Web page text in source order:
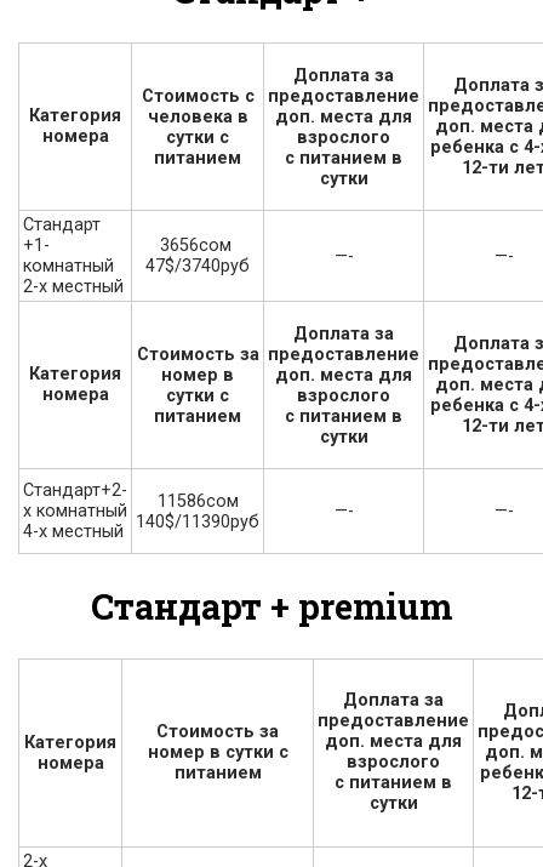
Категория
номера
Стоимость с
человека в
сутки с
питанием
Доплата за
предоставление
доп. места для
взрослого
с питанием в
сутки
Доплата
доп. места
ребенка с
12-ти
Стандарт
+1-
комнатный
2-х местный
3656сом
47$/3740руб
—- —-
Категория
номера
Стоимость за
номер в
сутки с
питанием
Доплата за
предоставление
доп. места для
взрослого
с питанием в
сутки
Доплата
доп. места
ребенка с
12-ти
Стандарт+2-
х комнатный
4-х местный
11586сом
140$/11390руб
—- —-
Стандарт + premium
Категория
номера
Стоимость за
номер в сутки с
питанием
Доплата за
предоставление
доп. места для
взрослого
с питанием в
сутки
доп.
12-
2-х